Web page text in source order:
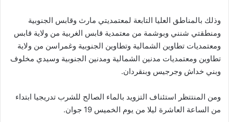
وذلك بالمناطق العليا التابعة لمعتمديتي مارث وقابس الجنوبية
ومنطقتي شنني وبوشمة من معتمدية قابس الغربية من ولاية قابس
ومعتمديات تطاوين الشمالية وتطاوين الجنوبية وغمراسن من ولاية
تطاوين ومعتمديات مدنين الشمالية ومدنين الجنوبية وسيدي مخلوف
وبني خداش وجرجيس وبنقردان.
ومن المنتتظر استئناف التزويد بالماء الصالح للشرب تدريجيا ابتداء
من الساعة العاشرة ليلا من يوم الخميس 19 جوان.